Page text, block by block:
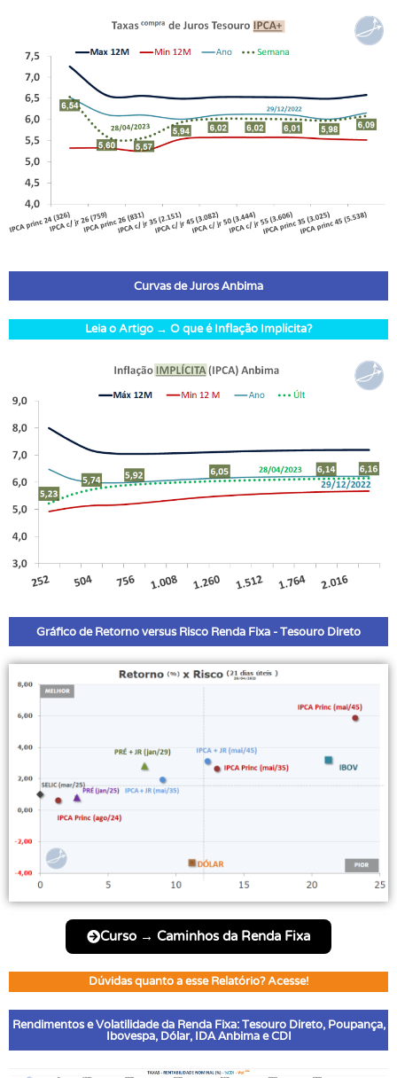
Curvas de Juros Anbima
Leia o Artigo → O que é Inflação Implícita?
Gráfico de Retorno versus Risco Renda Fixa - Tesouro Direto
Curso → Caminhos da Renda Fixa
Dúvidas quanto a esse Relatório? Acesse!
Rendimentos e Volatilidade da Renda Fixa: Tesouro Direto, Poupança,
Ibovespa, Dólar, IDA Anbima e CDI